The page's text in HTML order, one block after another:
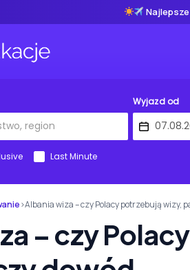
Wyjazd od
Last Minute
›Albania wiza – czy Polacy potrzebują wizy,
– czy